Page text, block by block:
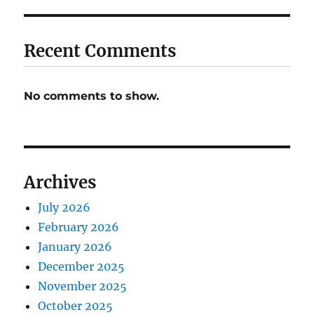
Recent Comments
No comments to show.
Archives
July 2026
February 2026
January 2026
December 2025
November 2025
October 2025